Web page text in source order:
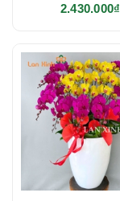
2.430.000₫